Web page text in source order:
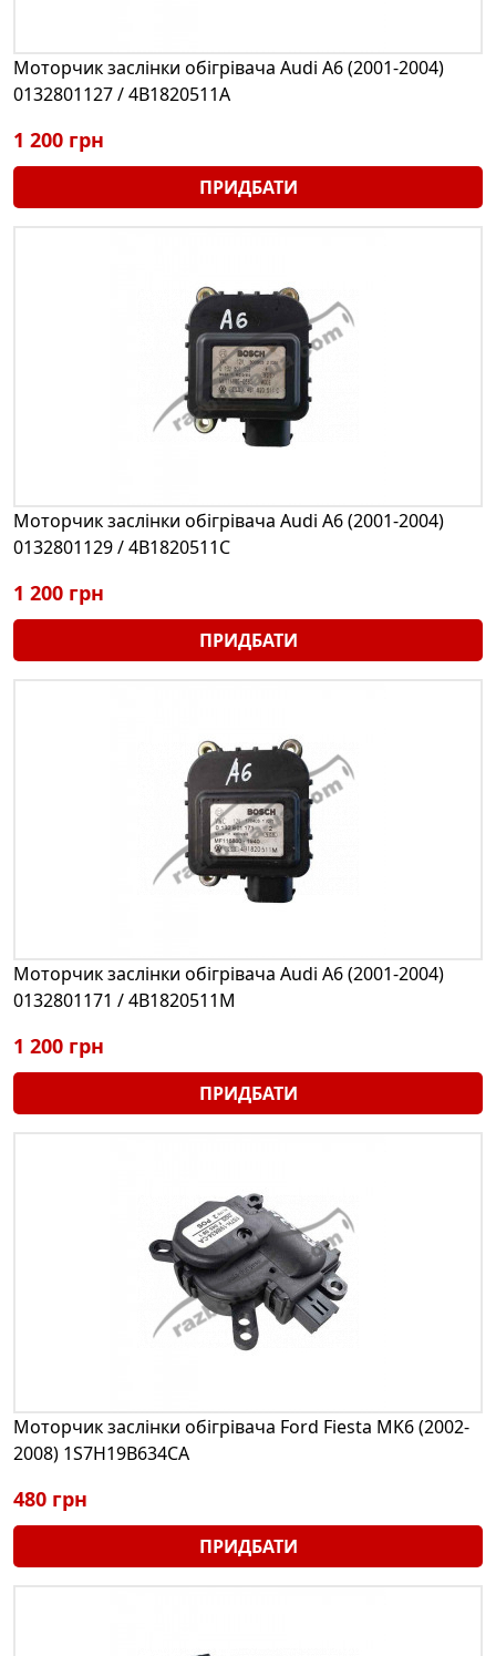
Моторчик заслінки обігрівача Audi A6 (2001-2004)
0132801127 / 4B1820511A
1 200 грн
ПРИДБАТИ
Моторчик заслінки обігрівача Audi A6 (2001-2004)
0132801129 / 4B1820511C
1 200 грн
ПРИДБАТИ
Моторчик заслінки обігрівача Audi A6 (2001-2004)
0132801171 / 4B1820511M
1 200 грн
ПРИДБАТИ
Моторчик заслінки обігрівача Ford Fiesta MK6 (2002-
2008) 1S7H19B634CA
480 грн
ПРИДБАТИ